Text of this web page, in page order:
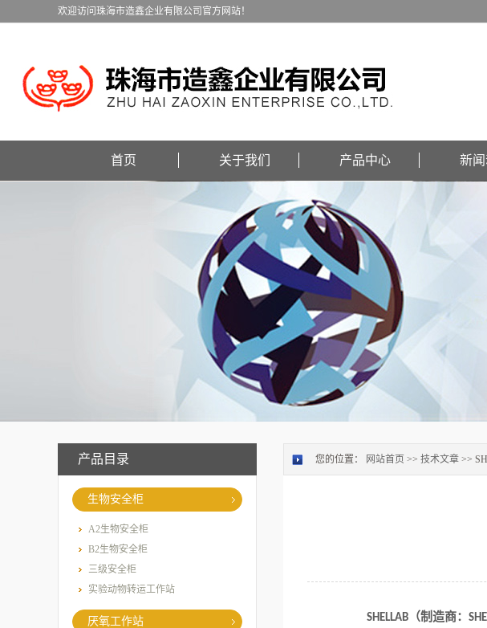
欢迎访问珠海市造鑫企业有限公司官方网站！
首页 关于我们 产品中心 新
产品目录
生物安全柜
A2生物安全柜
B2生物安全柜
三级安全柜
实验动物转运工作站
厌氧工作站
您的位置： 网站首页 >> 技术文章 >>
SHELLAB （制造商：